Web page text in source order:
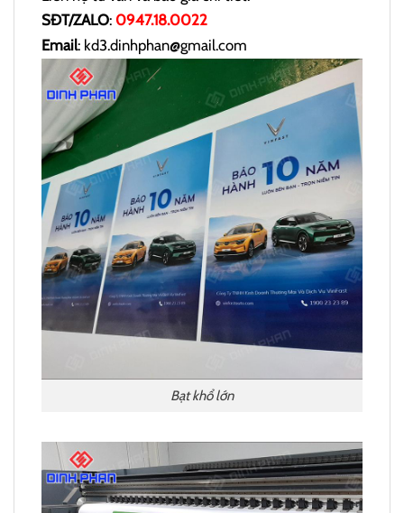
SĐT/ZALO: 0947.18.0022
Email: kd3.dinhphan@gmail.com
Bạt khổ lớn